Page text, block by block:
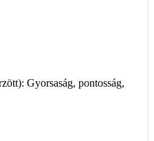
Gyorsaság, pontosság,